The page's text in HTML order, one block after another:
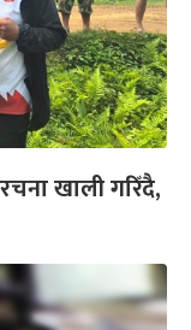
खाली गरिँदै,